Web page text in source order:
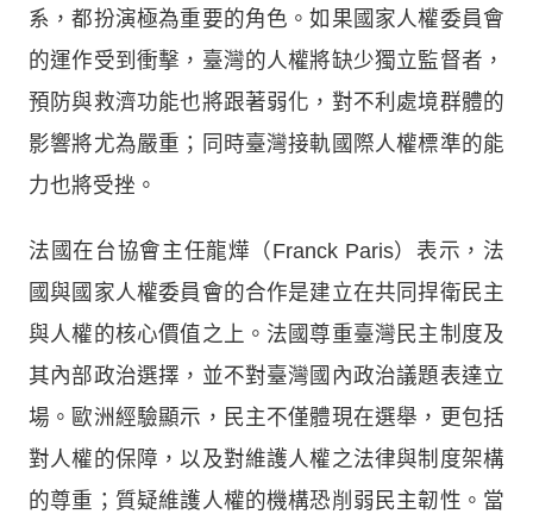
系，都扮演極為重要的角色。如果國家人權委員會
的運作受到衝擊，臺灣的人權將缺少獨立監督者，
預防與救濟功能也將跟著弱化，對不利處境群體的
影響將尤為嚴重；同時臺灣接軌國際人權標準的能
力也將受挫。
法國在台協會主任龍燁（Franck Paris）表示，法
國與國家人權委員會的合作是建立在共同捍衛民主
與人權的核心價值之上。法國尊重臺灣民主制度及
其內部政治選擇，並不對臺灣國內政治議題表達立
場。歐洲經驗顯示，民主不僅體現在選舉，更包括
對人權的保障，以及對維護人權之法律與制度架構
的尊重；質疑維護人權的機構恐削弱民主韌性。當